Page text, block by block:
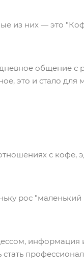
из них — это
общение с
это и стало
с кофе,
рос "маленький
информация